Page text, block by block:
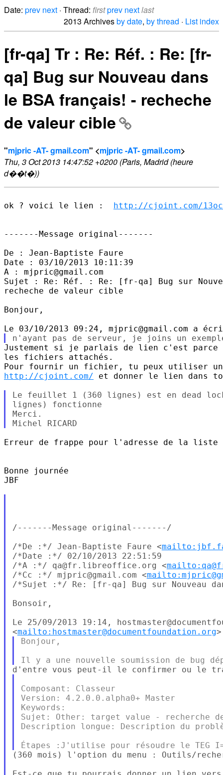
Date: prev next · Thread: firstprev nextlast
2013 Archivesby date, by thread · List index
[fr-qa] Tr : Re: Réf. : Re: [fr-
qa] Bug sur Nouveau dans
le BSA français! - recheche
de valeur cible
"mjpric -AT- gmail.com" <mjpric -AT- gmail.com>
Thu, 3 Oct 2013 14:47:52 +0200 (Paris, Madrid (heure
d��t�))
ok ? voici le lien : http://cjoint.com/13oc/
-------Message original-------
De : Jean-Baptiste Faure
Date : 03/10/2013 10:11:39
A : mjpric@gmail.com
Sujet : Re: Réf. : Re: [fr-qa] Bug sur
recheche de valeur cible
Bonjour,
Justement si je parlais de lien c'est parce
les fichiers attachés.
http://cjoint.com/ et donner le lien dans
Le feuillet 1 (360 lignes) est en dead
lignes) fonctionne
Merci.
Erreur de frappe pour l'adresse de la liste
Bonne journée
JBF
/-------Message original-------/
/*De :*/ Jean-Baptiste Faure <
/*Date :*/ 02/10/2013 22:51:59
/*A :*/ qa@fr.libreoffice.org <
/*Cc :*/ mjpric@gmail.com <
/*Sujet :*/ Re: [fr-qa] Bug sur Nouveau
Bonsoir,
Le 25/09/2013 19:14,
<mailto:hostmaster@documentfoundation.org
Bonjour,
Composant: Classeur
Version: 4.2.0.0.alpha0+ Master
Keywords:
Sujet: Other: target value - recherche
Description longue: Description du
(360 mois) l'option du menu : Outils/